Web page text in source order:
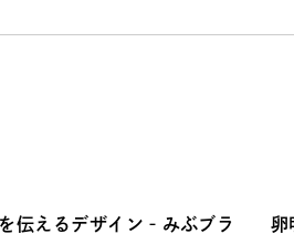
伝えるデザイン‐みぶブラ
卵